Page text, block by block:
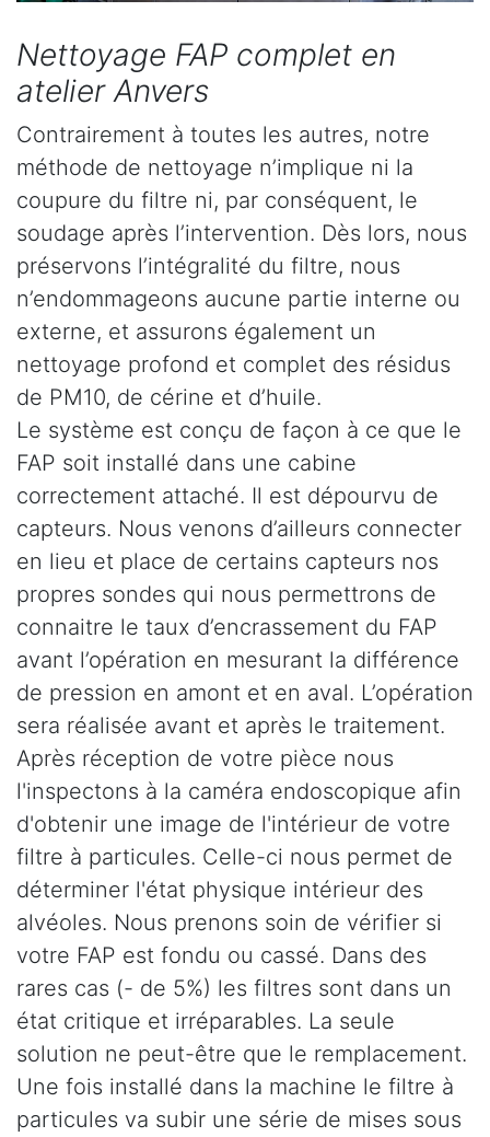
Nettoyage FAP complet en
atelier Anvers
Contrairement à toutes les autres, notre
méthode de nettoyage n’implique ni la
coupure du filtre ni, par conséquent, le
soudage après l’intervention. Dès lors, nous
préservons l’intégralité du filtre, nous
n’endommageons aucune partie interne ou
externe, et assurons également un
nettoyage profond et complet des résidus
de PM10, de cérine et d’huile.
Le système est conçu de façon à ce que le
FAP soit installé dans une cabine
correctement attaché. Il est dépourvu de
capteurs. Nous venons d’ailleurs connecter
en lieu et place de certains capteurs nos
propres sondes qui nous permettrons de
connaitre le taux d’encrassement du FAP
avant l’opération en mesurant la différence
de pression en amont et en aval. L’opération
sera réalisée avant et après le traitement.
Après réception de votre pièce nous
l'inspectons à la caméra endoscopique afin
d'obtenir une image de l'intérieur de votre
filtre à particules. Celle-ci nous permet de
déterminer l'état physique intérieur des
alvéoles. Nous prenons soin de vérifier si
votre FAP est fondu ou cassé. Dans des
rares cas (- de 5%) les filtres sont dans un
état critique et irréparables. La seule
solution ne peut-être que le remplacement.
Une fois installé dans la machine le filtre à
particules va subir une série de mises sous